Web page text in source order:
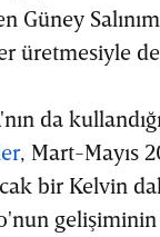
Güney
üretmesiyle
da
, Mart-Mayıs
bir Kelvin